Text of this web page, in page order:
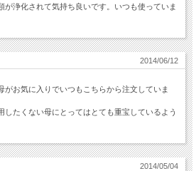
が浄化されて気持ち良いです。いつも使っていま
2014/06/12
がお気に入りでいつもこちらから注文していま
したくない母にとってはとても重宝しているよう
2014/05/04